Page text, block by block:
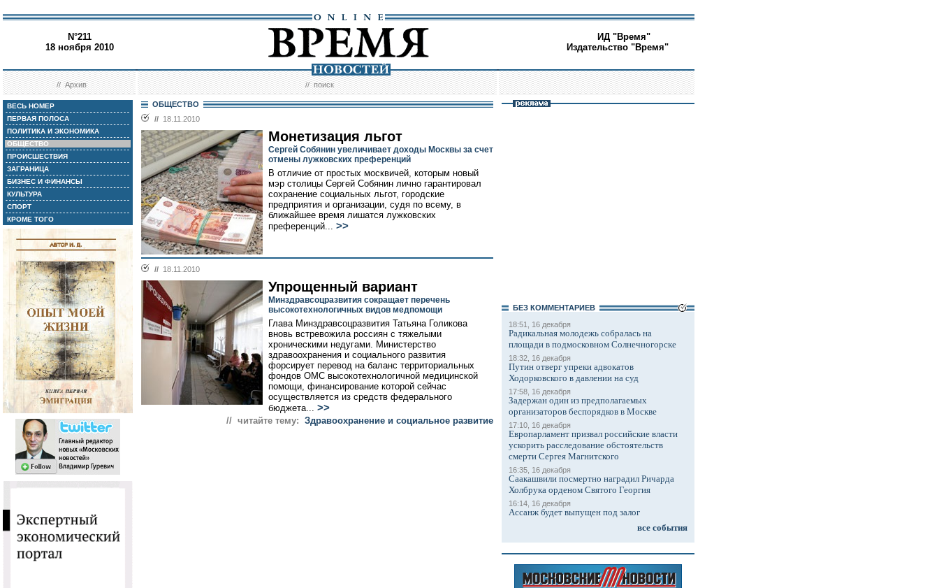
N°211
18 ноября 2010
ИД "Время"
Издательство "Время"
//Архив //поиск
ВЕСЬ НОМЕР
ПЕРВАЯ ПОЛОСА
ПОЛИТИКА И ЭКОНОМИКА
ОБЩЕСТВО
ПРОИСШЕСТВИЯ
ЗАГРАНИЦА
БИЗНЕС И ФИНАНСЫ
КУЛЬТУРА
СПОРТ
КРОМЕ ТОГО
ОБЩЕСТВО
// 18.11.2010
Монетизация льгот
Сергей Собянин увеличивает доходы Москвы за счет
отмены лужковских преференций
В отличие от простых москвичей, которым новый
мэр столицы Сергей Собянин лично гарантировал
сохранение социальных льгот, городские
предприятия и организации, судя по всему, в
ближайшее время лишатся лужковских
преференций... >>
// 18.11.2010
Упрощенный вариант
Минздравсоцразвития сокращает перечень
высокотехнологичных видов медпомощи
Глава Минздравсоцразвития Татьяна Голикова
вновь встревожила россиян с тяжелыми
хроническими недугами. Министерство
здравоохранения и социального развития
форсирует перевод на баланс территориальных
фондов ОМС высокотехнологичной медицинской
помощи, финансирование которой сейчас
осуществляется из средств федерального
бюджета... >>
// читайте тему: Здравоохранение и социальное развитие
БЕЗ КОМMЕНТАРИЕВ
18:51, 16 декабря
Радикальная молодежь собралась на
площади в подмосковном Солнечногорске
18:32, 16 декабря
Путин отверг упреки адвокатов
Ходорковского в давлении на суд
17:58, 16 декабря
Задержан один из предполагаемых
организаторов беспорядков в Москве
17:10, 16 декабря
Европарламент призвал российские власти
ускорить расследование обстоятельств
смерти Сергея Магнитского
16:35, 16 декабря
Саакашвили посмертно наградил Ричарда
Холбрука орденом Святого Георгия
16:14, 16 декабря
Ассанж будет выпущен под залог
все события